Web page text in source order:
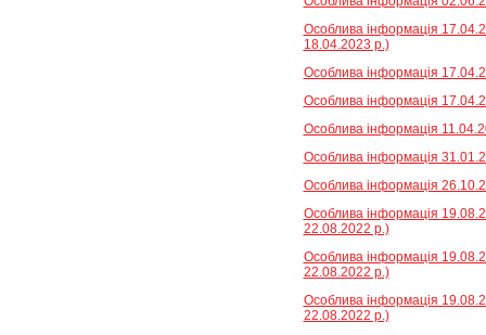
Особлива інформація
18.04.2023 р.)
Особлива інформація
Особлива інформація
Особлива інформація
Особлива інформація
Особлива інформація
Особлива інформація
22.08.2022 р.)
Особлива інформація
22.08.2022 р.)
Особлива інформація
22.08.2022 р.)